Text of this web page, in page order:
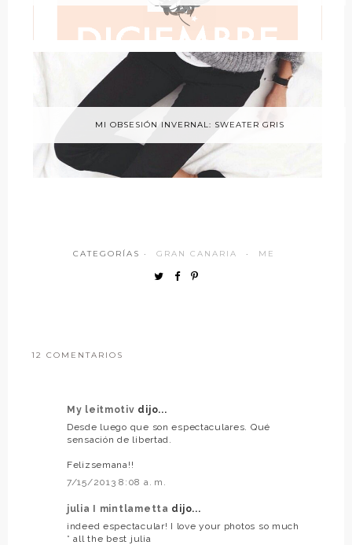
MI OBSESIÓN INVERNAL: SWEATER GRIS
CATEGORÍAS · GRAN CANARIA · ME
12 COMENTARIOS
My leitmotiv dijo...
Desde luego que son espectaculares. Qué
sensación de libertad.
Felizsemana!!
7/15/2013 8:08 a. m.
julia I mintlametta dijo...
indeed espectacular! I love your photos so much
* all the best julia